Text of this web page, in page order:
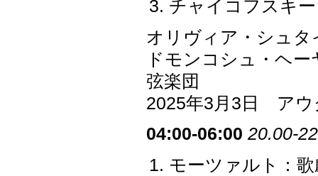
チャイコフスキ
オリヴィア・シュ
ドモンコシュ・ヘ
弦楽団
2025年3月3日 アウ
04:00-06:00 20.00-
モーツァルト：